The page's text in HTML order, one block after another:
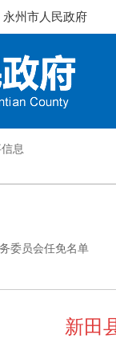
永州市人民政府
息
委员会任免名单
新田